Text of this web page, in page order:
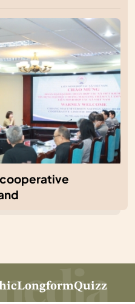
LongformQuizz